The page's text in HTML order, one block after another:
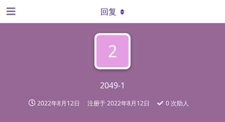
2
2049-1
2022年8月12日 注册于2022年8月12日 0 次助人
回复